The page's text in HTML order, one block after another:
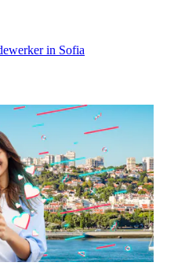
in Sofia